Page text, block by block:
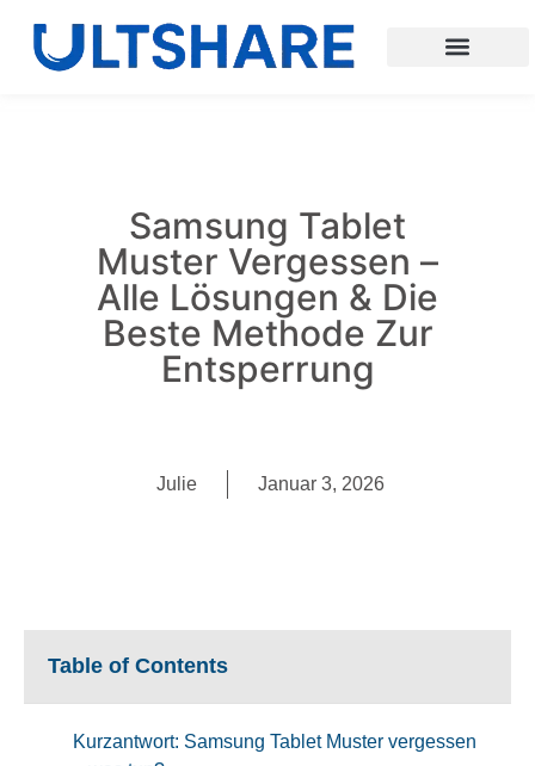
Samsung Tablet
Muster Vergessen –
Alle Lösungen & Die
Beste Methode Zur
Entsperrung
Julie Januar 3, 2026
Table of Contents
Kurzantwort: Samsung Tablet Muster vergessen